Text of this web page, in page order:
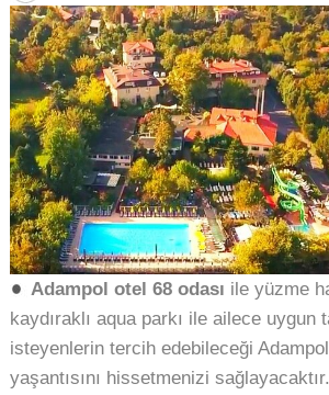
Adampol otel 68 odası ile yüzme
kaydıraklı aqua parkı ile ailece uygun
isteyenlerin tercih edebileceği
yaşantısını hissetmenizi